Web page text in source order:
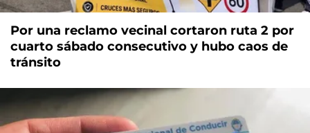
Por una reclamo vecinal cortaron ruta 2 por
cuarto sábado consecutivo y hubo caos de
tránsito